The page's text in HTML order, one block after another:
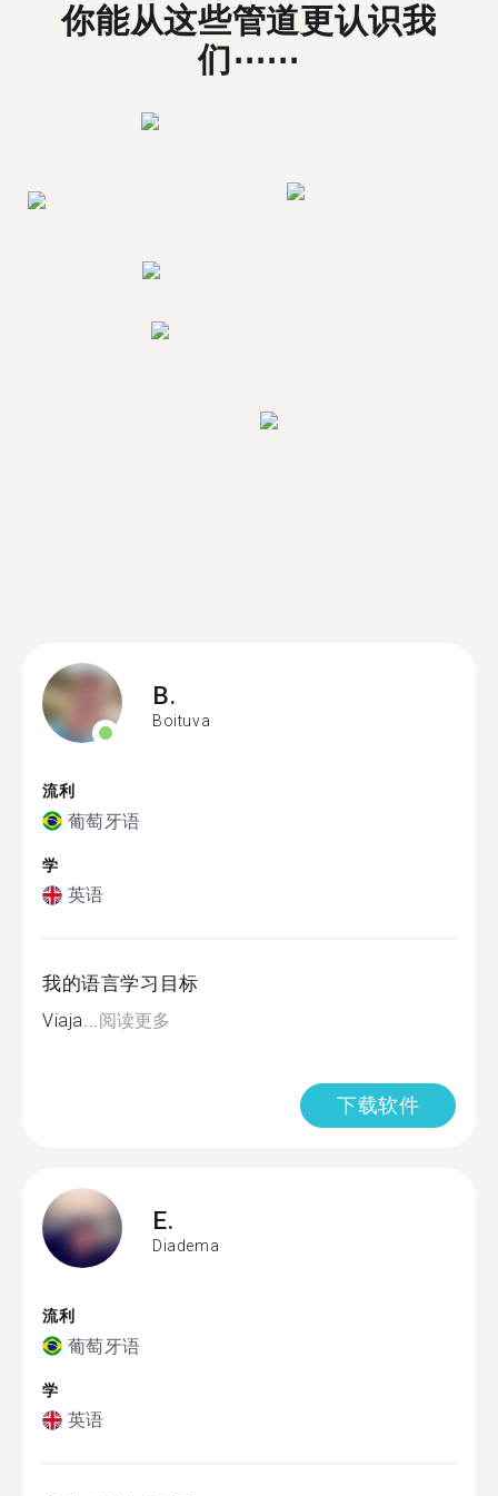
你能从这些管道更认识我
们⋯⋯
B.
Boituva
流利
葡萄牙语
学
英语
我的语言学习目标
Viaja...阅读更多
下载软件
E.
Diadema
流利
葡萄牙语
学
英语